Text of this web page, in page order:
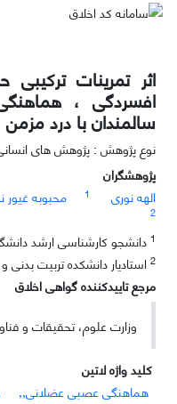
اثر تمرینات
افسردگی ،
سالمندان با درد مزمن
نوع پژوهش : پژوهش های
پژوهشگران
الهه نوری
1 محبوبه غیور
2
1 دانشجو کارشناسی ارشد
2 استادیار دانشکده تربیت
مرجع تاییدکننده گواهی اخلاق
وزارت علوم، تحقیقات و
کلید واژه لاتین
هماهنگی عصبی عضلانی,,